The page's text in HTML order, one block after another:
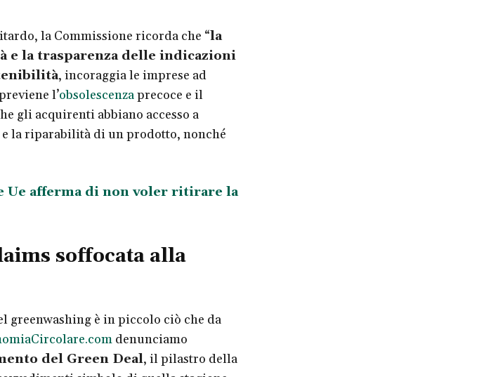
la Commissione ricorda che “la
e la trasparenza delle indicazioni
, incoraggia le imprese ad
l’obsolescenzaprecoce e il
gli acquirenti abbiano accesso a
la riparabilità di un prodotto, nonché
Ue afferma di non voler ritirare la
soffocata alla
greenwashing è in piccolo ciò che da
denunciamo
del Green Deal, il pilastro della